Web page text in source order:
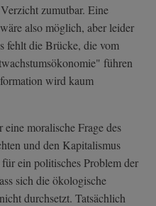
zumutbar. Eine
also möglich, aber leider
fehlt die Brücke, die vom
führen
wird kaum
moralische Frage des
und den Kapitalismus
ein politisches Problem der
sich die ökologische
durchsetzt. Tatsächlich